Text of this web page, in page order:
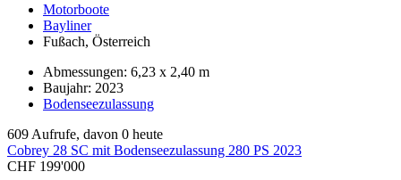
Motorboote
Bayliner
Fußach, Österreich
Abmessungen: 6,23 x 2,40 m
Baujahr: 2023
Bodenseezulassung
609 Aufrufe, davon 0 heute
Cobrey 28 SC mit Bodenseezulassung 280 PS 2023
CHF 199'000